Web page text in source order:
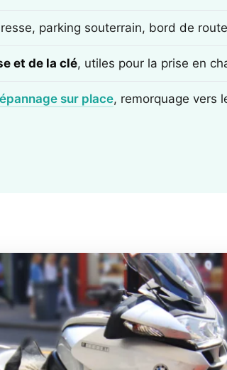
parking souterrain, bord de
et de la clé, utiles pour la prise en
sur place, remorquage vers